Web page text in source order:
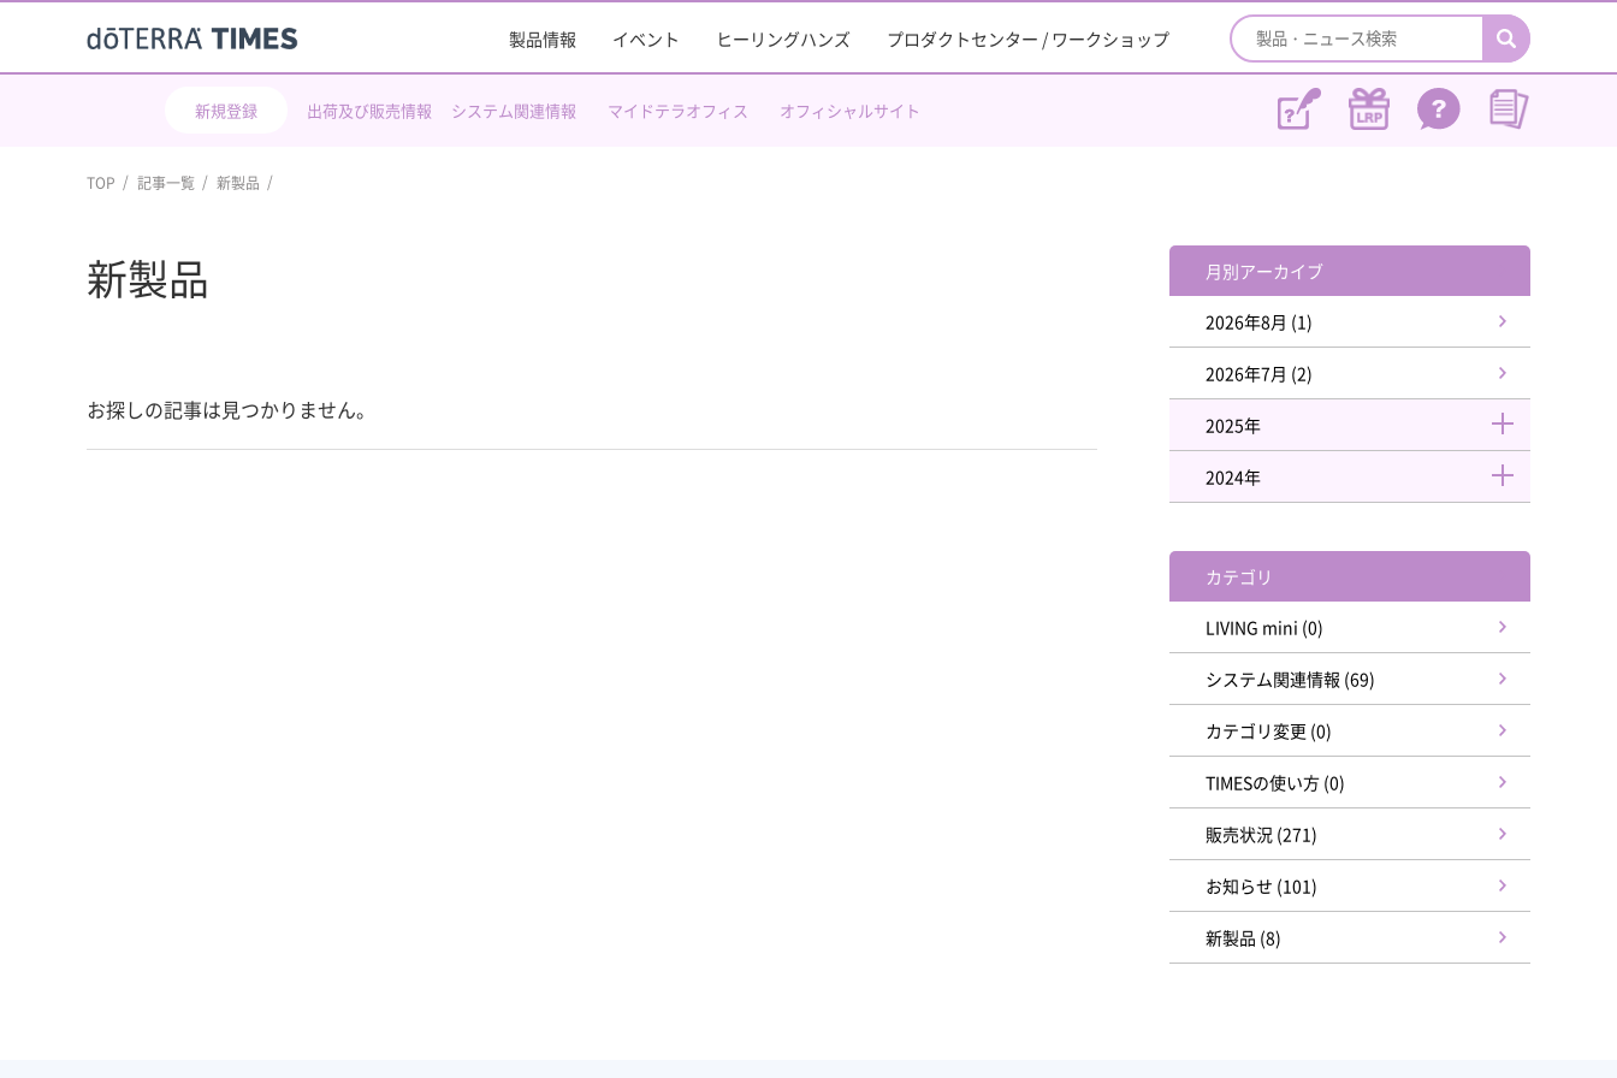
製品情報 イベント ヒーリングハンズ プロダクトセンター / ワークショップ
新規登録 出荷及び販売情報 システム関連情報 マイドテラオフィス オフィシャルサイト
TOP 記事一覧 新製品
新製品
お探しの記事は見つかりません。
月別アーカイブ
2026年8月 (1)
2026年7月 (2)
2025年
2024年
カテゴリ
LIVING mini (0)
システム関連情報 (69)
カテゴリ変更 (0)
TIMESの使い方 (0)
販売状況 (271)
お知らせ (101)
新製品 (8)